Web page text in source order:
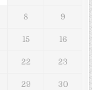
8 9
15 16
22 23
29 30